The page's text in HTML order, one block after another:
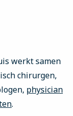
werkt samen
chirurgen,
physician
.